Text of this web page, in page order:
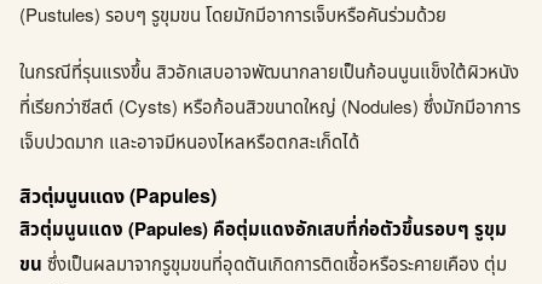
(Pustules) รอบๆ รูขุมขน โดยมักมีอาการเจ็บหรือคันร่วมด้วย
ในกรณีที่รุนแรงขึ้น สิวอักเสบอาจพัฒนากลายเป็นก้อนนูนแข็งใต้ผิวหนัง
ที่เรียกว่าซีสต์ (Cysts) หรือก้อนสิวขนาดใหญ่ (Nodules) ซึ่งมักมีอาการ
เจ็บปวดมาก และอาจมีหนองไหลหรือตกสะเก็ดได้
สิวตุ่มนูนแดง (Papules)
สิวตุ่มนูนแดง (Papules) คือตุ่มแดงอักเสบที่ก่อตัวขึ้นรอบๆ รูขุม
ขน ซึ่งเป็นผลมาจากรูขุมขนที่อุดตันเกิดการติดเชื้อหรือระคายเคือง ตุ่ม